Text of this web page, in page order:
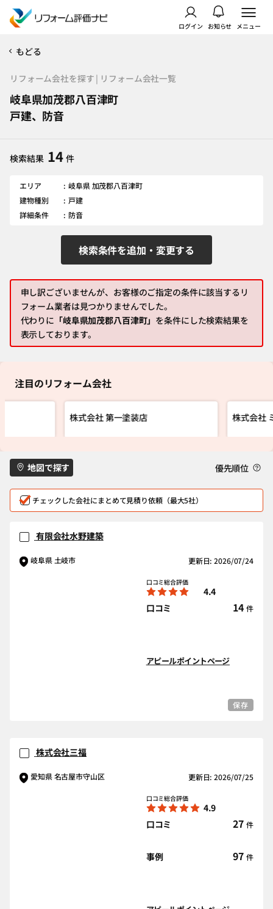
ログイン お知らせ メニュー
もどる
リフォーム会社を探す | リフォーム会社一覧
岐阜県加茂郡八百津町
戸建、防音
検索結果 14 件
エリア
岐阜県 加茂郡八百津町
建物種別
戸建
詳細条件
防音
検索条件を追加・変更する
申し訳ございませんが、お客様のご指定の条件に該当するリ
フォーム業者は見つかりませんでした。
代わりに 「岐阜県加茂郡八百津町」 を条件にした検索結果を
表示しております。
注目のリフォーム会社
株式会社 第一塗装店 株式会社
地図で探す 優先順位
チェックした会社にまとめて見積り依頼（最大5社）
有限会社水野建築
岐阜県 土岐市 更新日: 2026/07/24
口コミ総合評価
4.4
口コミ
14 件
アピールポイントページ
保存
株式会社三福
愛知県 名古屋市守山区 更新日: 2026/07/25
口コミ総合評価
4.9
口コミ
27 件
事例 97 件